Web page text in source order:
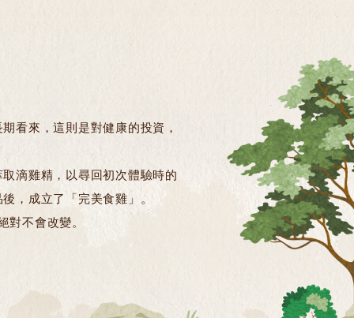
看來，這則是對健康的投資，
滴雞精，以尋回初次體驗時的
，成立了「完美食雞」。
對不會改變。